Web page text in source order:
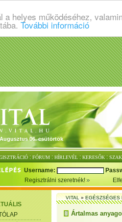
a helyes működéséhez,
További információ
06. csütörtök
: FÓRUM : HÍRLEVÉL : KERESŐK :
Username:
Regisztrálni szeretnék!
VITAL»EGÉSZSÉGES
Ártalmas